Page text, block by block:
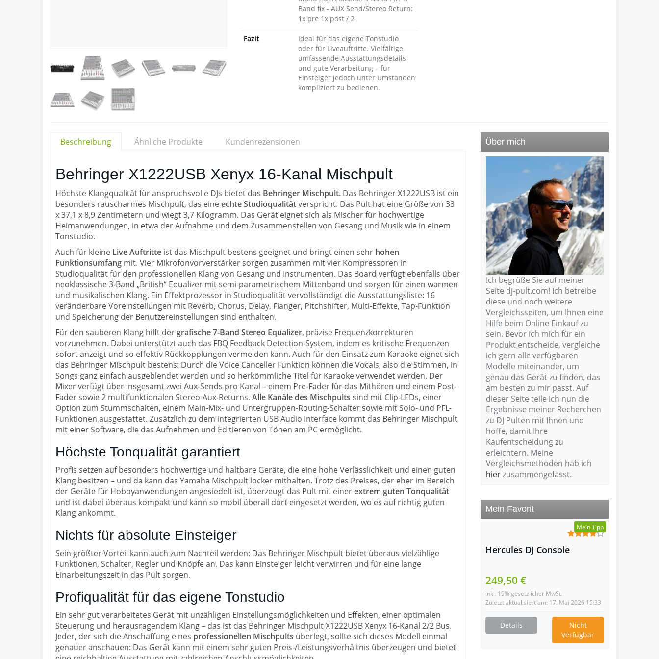
Band fix - AUX Send/Stereo Return:
1x pre 1x post / 2
Fazit
Ideal für das eigene Tonstudio
oder für Liveauftritte. Vielfältige,
umfassende Ausstattungsdetails
und gute Verarbeitung – für
Einsteiger jedoch unter Umständen
kompliziert zu bedienen.
Beschreibung Ähnliche Produkte Kundenrezensionen
Behringer X1222USB Xenyx 16-Kanal Mischpult
Höchste Klangqualität für anspruchsvolle DJs bietet das Behringer Mischpult. Das Behringer X1222USB ist ein
besonders rauscharmes Mischpult, das eineechte Studioqualitätverspricht. Das Pult hat eine Größe von 33
x 37,1 x 8,9 Zentimetern und wiegt 3,7 Kilogramm. Das Gerät eignet sich als Mischer für hochwertige
Heimanwendungen, in etwa der Aufnahme und dem Zusammenstellen von Gesang und Musik wie in einem
Tonstudio.
Auch für kleine Live Auftritte ist das Mischpult bestens geeignet und bringt einen sehr hohen
Funktionsumfang mit. Vier Mikrofonvorverstärker sorgen zusammen mit vier Kompressoren in
Studioqualität für den professionellen Klang von Gesang und Instrumenten. Das Board verfügt ebenfalls über
neoklassische 3-Band „British“ Equalizer mit semi-parametrischem Mittenband und sorgen für einen warmen
und musikalischen Klang. Ein Effektprozessor in Studioqualität vervollständigt die Ausstattungsliste: 16
veränderbare Voreinstellungen mit Reverb, Chorus, Delay, Flanger, Pitchshifter, Multi-Effekte, Tap-Funktion
und Speicherung der Benutzereinstellungen sind enthalten.
Für den sauberen Klang hilft der grafische 7-Band Stereo Equalizer, präzise Frequenzkorrekturen
vorzunehmen. Dabei unterstützt auch das FBQ Feedback Detection-System, indem es kritische Frequenzen
sofort anzeigt und so effektiv Rückkopplungen vermeiden kann. Auch für den Einsatz zum Karaoke eignet sich
das Behringer Mischpult bestens: Durch die Voice Canceller Funktion können die Vocals, also die Stimmen, in
Songs ganz einfach ausgeblendet werden und so herkömmliche Titel für Karaoke verwendet werden. Der
Mixer verfügt über insgesamt zwei Aux-Sends pro Kanal – einem Pre-Fader für das Mithören und einem Post-
Fader sowie 2 multifunktionalen Stereo-Aux-Returns. Alle Kanäle des Mischpults sind mit Clip-LEDs, einer
Option zum Stummschalten, einem Main-Mix- und Untergruppen-Routing-Schalter sowie mit Solo- und PFL-
Funktionen ausgestattet. Zusätzlich zu dem integrierten USB Audio Interface kommt das Behringer Mischpult
mit einer Software, die das Aufnehmen und Editieren von Tönen am PC ermöglicht.
Höchste Tonqualität garantiert
Profis setzen auf besonders hochwertige und haltbare Geräte, die eine hohe Verlässlichkeit und einen guten
Klang besitzen – und da kann das Yamaha Mischpult locker mithalten. Trotz des Preises, der eher im Bereich
der Geräte für Hobbyanwendungen angesiedelt ist, überzeugt das Pult mit einerextrem guten Tonqualität
und ist dabei überaus kompakt und kann so mobil überall dort eingesetzt werden, wo es auf richtig guten
Klang ankommt.
Nichts für absolute Einsteiger
Sein größter Vorteil kann auch zum Nachteil werden: Das Behringer Mischpult bietet überaus vielzählige
Funktionen, Schalter, Regler und Knöpfe an. Das kann Einsteiger leicht verwirren und für eine lange
Einarbeitungszeit in das Pult sorgen.
Profiqualität für das eigene Tonstudio
Ein sehr gut verarbeitetes Gerät mit unzähligen Einstellungsmöglichkeiten und Effekten, einer optimalen
Steuerung und herausragendem Klang – das ist das Behringer Mischpult X1222USB Xenyx 16-Kanal 2/2 Bus.
Jeder, der sich die Anschaffung eines professionellen Mischpults überlegt, sollte sich dieses Modell einmal
genauer anschauen: Das Gerät kann mit einem sehr guten Preis-/Leistungsverhältnis überzeugen und bietet
Über mich
Ich begrüße Sie auf meiner
Seite dj-pult.com! Ich betreibe
diese und noch weitere
Vergleichsseiten, um Ihnen eine
Hilfe beim Online Einkauf zu
sein. Bevor ich mich für ein
Produkt entscheide, vergleiche
ich gern alle verfügbaren
Modelle miteinander, um
genau das Gerät zu finden, das
am besten zu mir passt. Auf
dieser Seite teile ich nun die
Ergebnisse meiner Recherchen
zu DJ Pulten mit Ihnen und
hoffe, damit Ihre
Kaufentscheidung zu
erleichtern. Meine
Vergleichsmethoden hab ich
hierzusammengefasst.
Mein Favorit
Mein Tipp
Hercules DJ Console
249,50 €
inkl. 19% gesetzlicher MwSt.
Zuletzt aktualisiert am: 17. Mai 2026 15:33
Details
Nicht
Verfügbar